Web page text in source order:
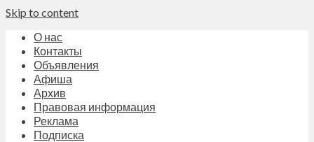
Skip to content
О нас
Контакты
Объявления
Афиша
Архив
Правовая информация
Реклама
Подписка